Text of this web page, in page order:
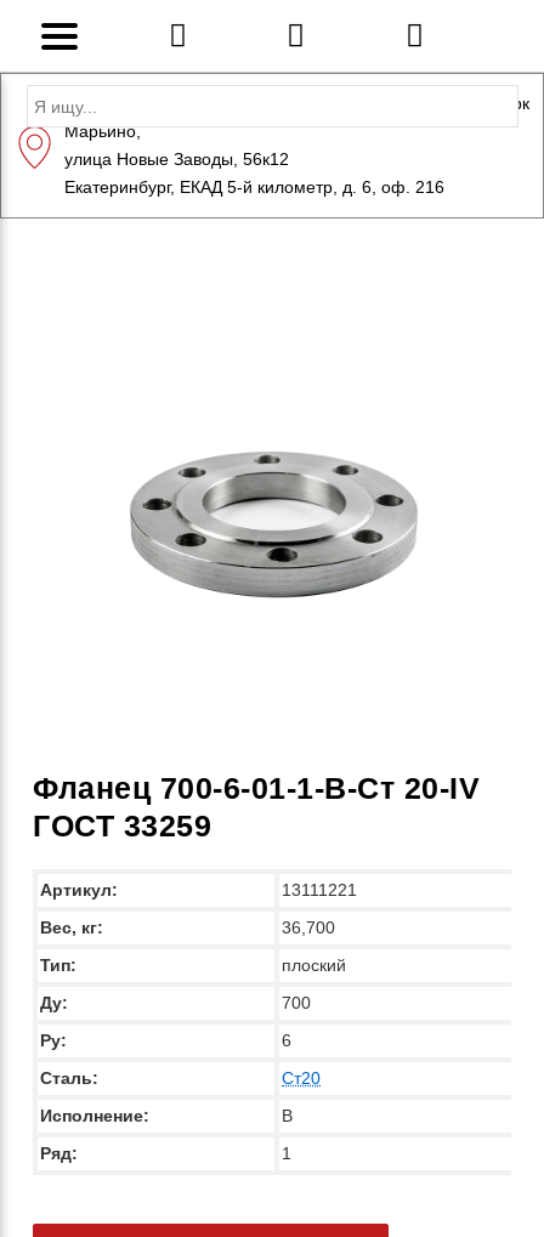
+7 (812) 600-10-15
info@eversteel.ru
Адрес: Санкт-Петербург, Петергоф, Индустриальный парк
Марьино,
улица Новые Заводы, 56к12
Екатеринбург, ЕКАД 5-й километр, д. 6, оф. 216
ЗАКАЗАТЬ ЗВОНОК
Фланец 700-6-01-1-B-Ст 20-IV
ГОСТ 33259
Артикул:
13111221
Вес, кг:
36,700
Тип:
плоский
Ду:
700
Ру:
6
Сталь:
Ст20
Исполнение:
В
Ряд:
1